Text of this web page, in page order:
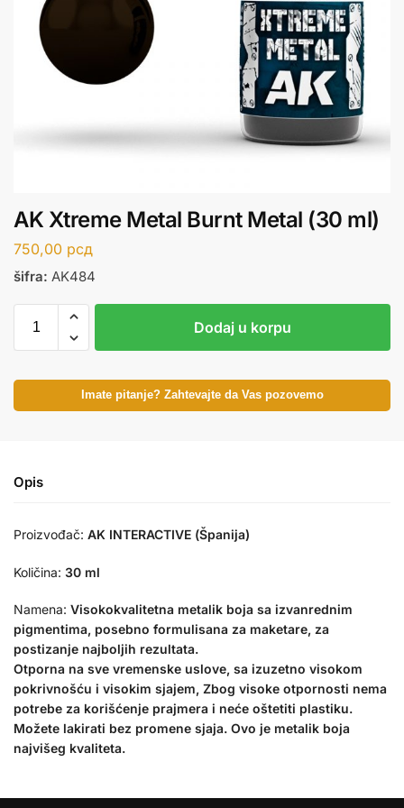
AK Xtreme Metal Burnt Metal (30 ml)
750,00 рсд
šifra: AK484
Dodaj u korpu
Imate pitanje? Zahtevajte da Vas pozovemo
Opis
Proizvođač: AK INTERACTIVE (Španija)
Količina: 30 ml
Namena: Visokokvalitetna metalik boja sa izvanrednim
pigmentima, posebno formulisana za maketare, za
postizanje najboljih rezultata.
Otporna na sve vremenske uslove, sa izuzetno visokom
pokrivnošću i visokim sjajem, Zbog visoke otpornosti nema
potrebe za korišćenje prajmera i neće oštetiti plastiku.
Možete lakirati bez promene sjaja. Ovo je metalik boja
najvišeg kvaliteta.